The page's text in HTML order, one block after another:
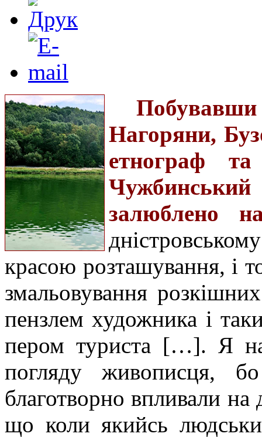
Нагоряни,
етнограф
Чужбинський
залюблено
красою розташування, і
змальовування
пензлем художника і
пером туриста […]. Я
погляду живописця,
благотворно впливали
що коли якийсь